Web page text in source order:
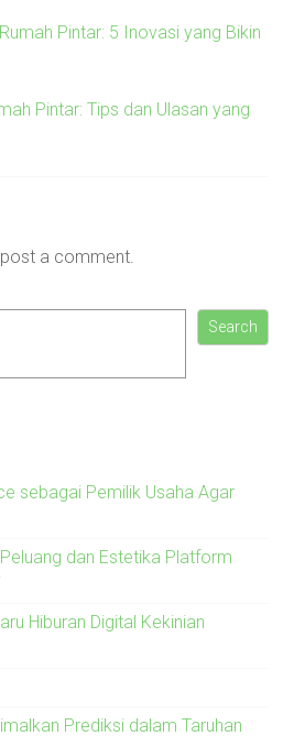
Pintar: 5 Inovasi yang Bikin
Pintar: Tips dan Ulasan yang
a comment.
Search
sebagai Pemilik Usaha Agar
dan Estetika Platform
Hiburan Digital Kekinian
Prediksi dalam Taruhan